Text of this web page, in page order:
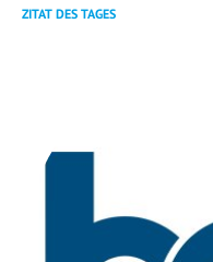
ZITAT DES TAGES